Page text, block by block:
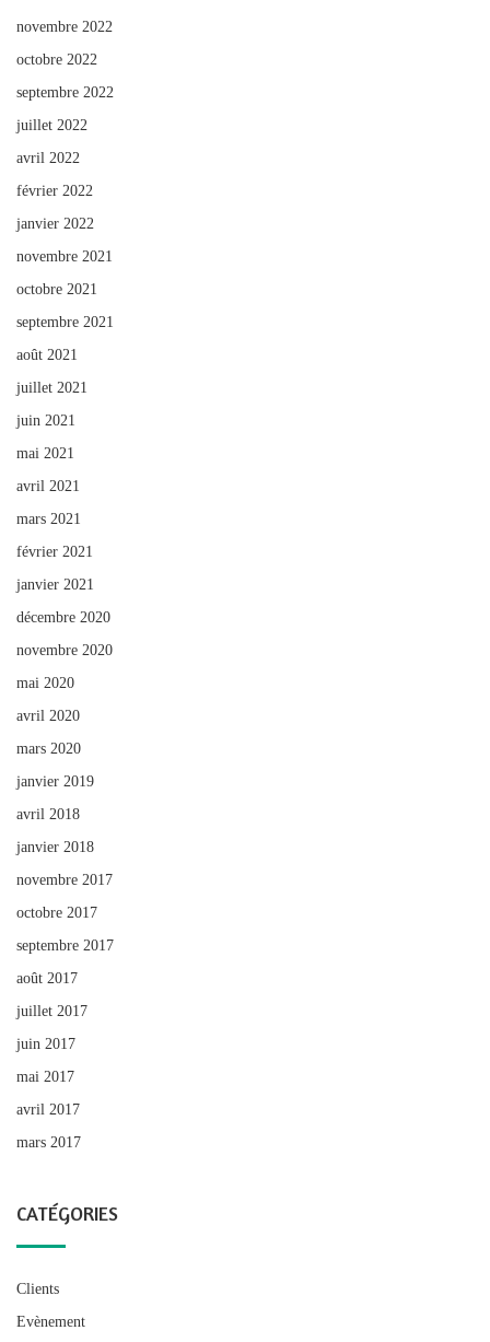
novembre 2022
octobre 2022
septembre 2022
juillet 2022
avril 2022
février 2022
janvier 2022
novembre 2021
octobre 2021
septembre 2021
août 2021
juillet 2021
juin 2021
mai 2021
avril 2021
mars 2021
février 2021
janvier 2021
décembre 2020
novembre 2020
mai 2020
avril 2020
mars 2020
janvier 2019
avril 2018
janvier 2018
novembre 2017
octobre 2017
septembre 2017
août 2017
juillet 2017
juin 2017
mai 2017
avril 2017
mars 2017
CATÉGORIES
Clients
Evènement